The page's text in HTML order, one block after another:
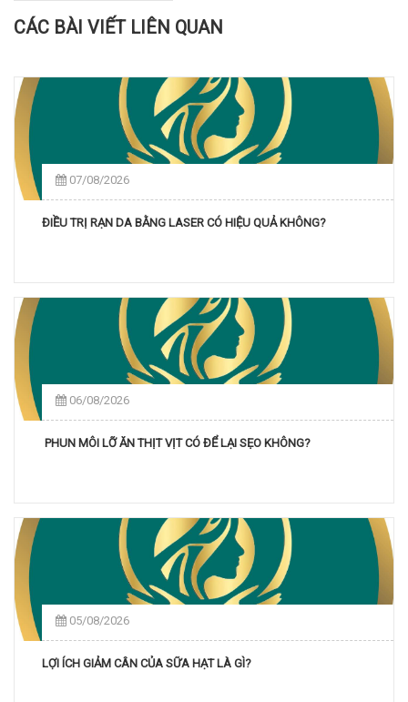
CÁC BÀI VIẾT LIÊN QUAN
07/08/2026
ĐIỀU TRỊ RẠN DA BẰNG LASER CÓ HIỆU QUẢ KHÔNG?
06/08/2026
PHUN MÔI LỠ ĂN THỊT VỊT CÓ ĐỂ LẠI SẸO KHÔNG?
05/08/2026
LỢI ÍCH GIẢM CÂN CỦA SỮA HẠT LÀ GÌ?